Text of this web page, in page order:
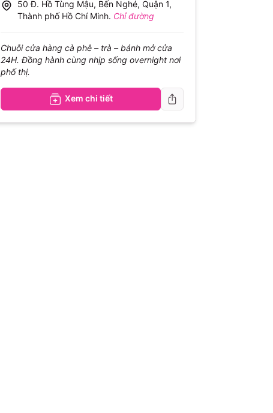
50 Đ. Hồ Tùng Mậu, Bến Nghé, Quận 1,
Thành phố Hồ Chí Minh. Chỉ đường
Chuỗi cửa hàng cà phê – trà – bánh mở cửa
24H. Đồng hành cùng nhịp sống overnight nơi
phố thị.
Xem chi tiết